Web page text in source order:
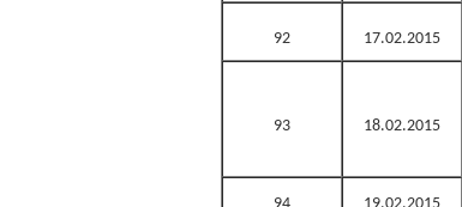
92 17.02.2015
93 18.02.2015